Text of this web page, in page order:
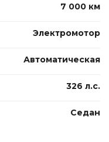
7 000 км
Электромотор
Автоматическая
326 л.с.
Седан